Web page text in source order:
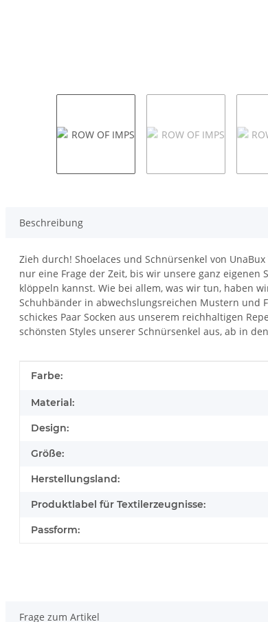
Beschreibung
Zieh durch! Shoelaces und Schnürsenkel von
nur eine Frage der Zeit, bis wir unsere ganz
klöppeln kannst. Wie bei allem, was wir tun, haben
Schuhbänder in abwechslungsreichen Mustern und
schickes Paar Socken aus unserem reichhaltigen
schönsten Styles unserer Schnürsenkel aus, ab in
Produkteigenschaft
Wert
Farbe:
Material:
Design:
Größe:
Herstellungsland:
Produktlabel für Textilerzeugnisse:
Passform:
Frage zum Artikel